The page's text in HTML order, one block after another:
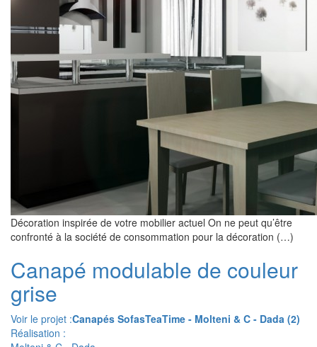
Décoration inspirée de votre mobilier actuel On ne peut qu’être
confronté à la société de consommation pour la décoration (…)
Canapé modulable de couleur
grise
Voir le projet :Canapés SofasTeaTime - Molteni & C - Dada (2)
Réalisation :